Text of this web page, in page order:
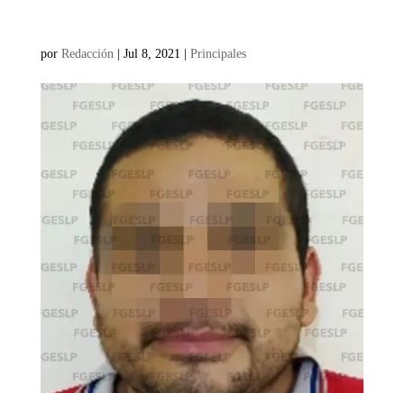
por Redacción | Jul 8, 2021 | Principales